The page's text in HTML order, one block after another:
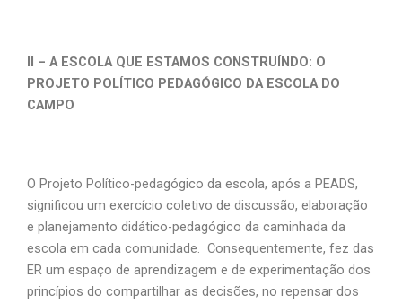
II – A ESCOLA QUE ESTAMOS CONSTRUÍNDO: O
PROJETO POLÍTICO PEDAGÓGICO DA ESCOLA DO
CAMPO
O Projeto Político-pedagógico da escola, após a PEADS,
significou um exercício coletivo de discussão, elaboração
e planejamento didático-pedagógico da caminhada da
escola em cada comunidade. Consequentemente, fez das
ER um espaço de aprendizagem e de experimentação dos
princípios do compartilhar as decisões, no repensar dos